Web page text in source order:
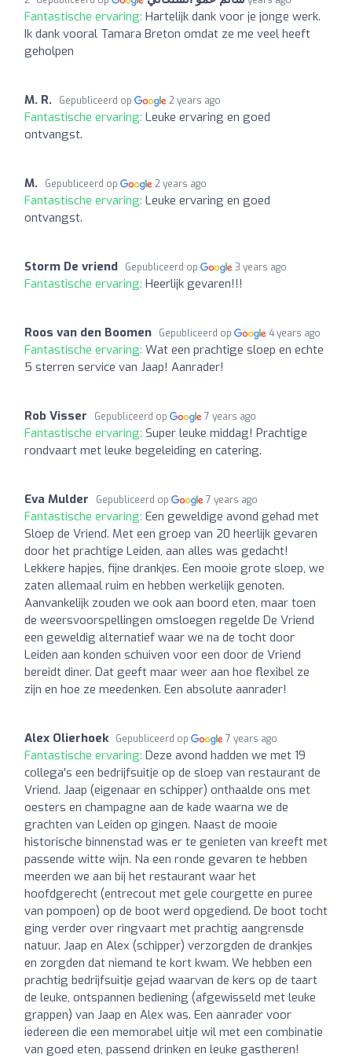
Fantastische ervaring: Hartelijk dank voor je jonge werk.
Ik dank vooral Tamara Breton omdat ze me veel heeft
geholpen
M. R. Gepubliceerd op 2 years ago
Fantastische ervaring: Leuke ervaring en goed
ontvangst.
M. Gepubliceerd op 2 years ago
Fantastische ervaring: Leuke ervaring en goed
ontvangst.
Storm De vriend Gepubliceerd op 3 years ago
Fantastische ervaring: Heerlijk gevaren!!!
Roos van den Boomen Gepubliceerd op 4 years ago
Fantastische ervaring: Wat een prachtige sloep en echte
5 sterren service van Jaap! Aanrader!
Rob Visser Gepubliceerd op 7 years ago
Fantastische ervaring: Super leuke middag! Prachtige
rondvaart met leuke begeleiding en catering.
Eva Mulder Gepubliceerd op 7 years ago
Fantastische ervaring: Een geweldige avond gehad met
Sloep de Vriend. Met een groep van 20 heerlijk gevaren
door het prachtige Leiden, aan alles was gedacht!
Lekkere hapjes, fijne drankjes. Een mooie grote sloep, we
zaten allemaal ruim en hebben werkelijk genoten.
Aanvankelijk zouden we ook aan boord eten, maar toen
de weersvoorspellingen omsloegen regelde De Vriend
een geweldig alternatief waar we na de tocht door
Leiden aan konden schuiven voor een door de Vriend
bereidt diner. Dat geeft maar weer aan hoe flexibel ze
zijn en hoe ze meedenken. Een absolute aanrader!
Alex Olierhoek Gepubliceerd op 7 years ago
Fantastische ervaring: Deze avond hadden we met 19
collega's een bedrijfsuitje op de sloep van restaurant de
Vriend. Jaap (eigenaar en schipper) onthaalde ons met
oesters en champagne aan de kade waarna we de
grachten van Leiden op gingen. Naast de mooie
historische binnenstad was er te genieten van kreeft met
passende witte wijn. Na een ronde gevaren te hebben
meerden we aan bij het restaurant waar het
hoofdgerecht (entrecout met gele courgette en puree
van pompoen) op de boot werd opgediend. De boot tocht
ging verder over ringvaart met prachtig aangrensde
natuur. Jaap en Alex (schipper) verzorgden de drankjes
en zorgden dat niemand te kort kwam. We hebben een
prachtig bedrijfsuitje gejad waarvan de kers op de taart
de leuke, ontspannen bediening (afgewisseld met leuke
grappen) van Jaap en Alex was. Een aanrader voor
iedereen die een memorabel uitje wil met een combinatie
van goed eten, passend drinken en leuke gastheren!